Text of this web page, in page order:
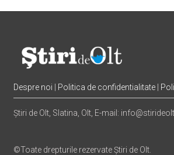
Despre noi Politica de confidentialitate
Știri de Olt, Slatina, Olt, E-mail:
©Toate drepturile rezervate Știri de Olt.